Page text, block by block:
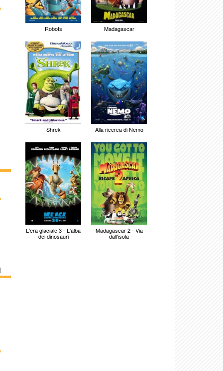
]
Robots Madagascar
Shrek Alla ricerca di Nemo
L'era glaciale 3 - L'alba
dei dinosauri
Madagascar 2 - Via
dall'isola